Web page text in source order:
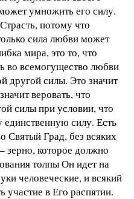
умножить его силу.
потому что
сила любви может
мира, это то, что
во всемогущество любви
другой силы. Это значит
веровать, что
силы при условии, что
единственную силу. Есть
Святый Град, без всяких
которое должно
толпы Он идет на
человеческие, и всякий
участие в Его распятии.